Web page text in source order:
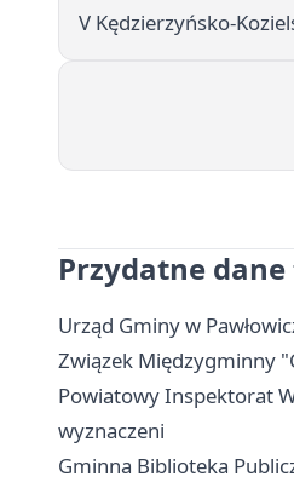
V Kędzierzyńsko-
Przydatne
Urząd Gminy w
Związek Międzygminny
Powiatowy Inspektorat
wyznaczeni
Gminna Biblioteka